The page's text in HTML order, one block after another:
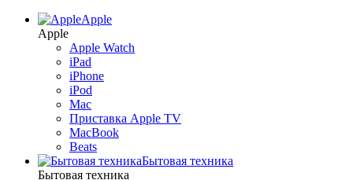
Apple
Apple
Apple Watch
iPad
iPhone
iPod
Mac
Приставка Apple TV
MacBook
Beats
Бытовая техника
Бытовая техника